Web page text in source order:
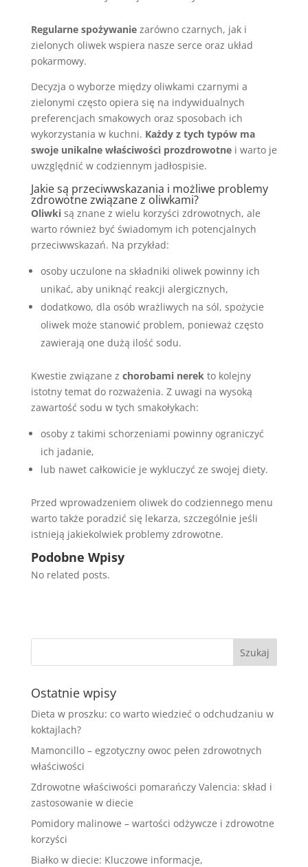
Regularne spożywaniezarówno czarnych, jak i
zielonych oliwek wspiera nasze serce oraz układ
pokarmowy.
Decyzja o wyborze między oliwkami czarnymi a
zielonymi często opiera się na indywidualnych
preferencjach smakowych oraz sposobach ich
wykorzystania w kuchni. Każdy z tych typów ma
swoje unikalne właściwości prozdrowotnei warto je
uwzględnić w codziennym jadłospisie.
Jakie są przeciwwskazania i możliwe problemy
zdrowotne związane z oliwkami?
Oliwkisą znane z wielu korzyści zdrowotnych, ale
warto również być świadomym ich potencjalnych
przeciwwskazań. Na przykład:
osoby uczulone na składniki oliwek powinny ich
unikać, aby uniknąć reakcji alergicznych,
dodatkowo, dla osób wrażliwych na sól, spożycie
oliwek może stanowić problem, ponieważ często
zawierają one dużą ilość sodu.
Kwestie związane z chorobami nerekto kolejny
istotny temat do rozważenia. Z uwagi na wysoką
zawartość sodu w tych smakołykach:
osoby z takimi schorzeniami powinny ograniczyć
ich jadanie,
lub nawet całkowicie je wykluczyć ze swojej diety.
Przed wprowadzeniem oliwek do codziennego menu
warto także poradzić się lekarza, szczególnie jeśli
istnieją jakiekolwiek problemy zdrowotne.
Podobne Wpisy
No related posts.
Ostatnie wpisy
Dieta w proszku: co warto wiedzieć o odchudzaniu w
koktajlach?
Mamoncillo – egzotyczny owoc pełen zdrowotnych
właściwości
Zdrowotne właściwości pomarańczy Valencia: skład i
zastosowanie w diecie
Pomidory malinowe – wartości odżywcze i zdrowotne
korzyści
Białko w diecie: Kluczowe informacje,